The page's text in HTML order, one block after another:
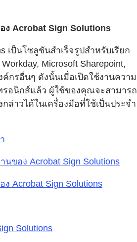
ง Acrobat Sign Solutions
เป็นโซลูชันสำเร็จรูปสำหรับเรียก
Microsoft Sharepoint,
กรอื่นๆ ดังนั้นเมื่อเปิดใช้งานความ
รอนิกส์แล้ว ผู้ใช้ของคุณจะสามารถ
ล่าวได้ในเครื่องมือที่ใช้เป็นประจำ
ของ Acrobat Sign Solutions
Acrobat Sign Solutions
Solutions